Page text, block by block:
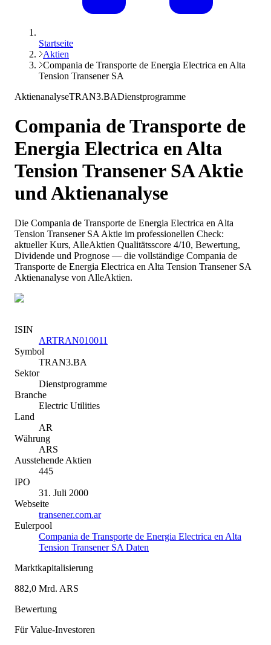
Startseite
Aktien
Compania de Transporte de Energia Electrica en Alta
Tension Transener SA
AktienanalyseTRAN3.BADienstprogramme
Compania de Transporte de
Energia Electrica en Alta
Tension Transener SAAktie
und Aktienanalyse
Die Compania de Transporte de Energia Electrica en Alta
Tension Transener SA Aktie im professionellen Check:
aktueller Kurs, AlleAktien Qualitätsscore 4/10, Bewertung,
Dividende und Prognose — die vollständige Compania de
Transporte de Energia Electrica en Alta Tension Transener SA
Aktienanalyse von AlleAktien.
ISIN
ARTRAN010011
Symbol
TRAN3.BA
Sektor
Dienstprogramme
Branche
Electric Utilities
Land
AR
Währung
ARS
Ausstehende Aktien
445
IPO
31. Juli 2000
Webseite
transener.com.ar
Eulerpool
Compania de Transporte de Energia Electrica en Alta
Tension Transener SA Daten
Marktkapitalisierung
882,0 Mrd. ARS
Bewertung
Für Value-Investoren